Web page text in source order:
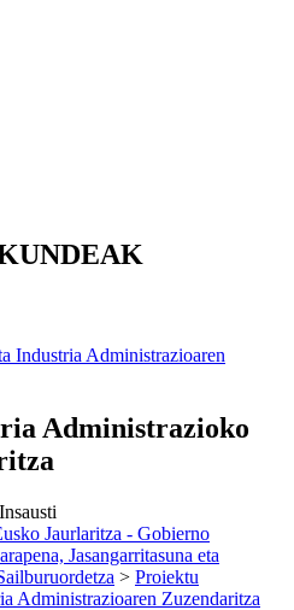
Industria Administrazioaren
Administrazioko
Jaurlaritza - Gobierno
Jasangarritasuna eta
> Proiektu
Administrazioaren Zuzendaritza